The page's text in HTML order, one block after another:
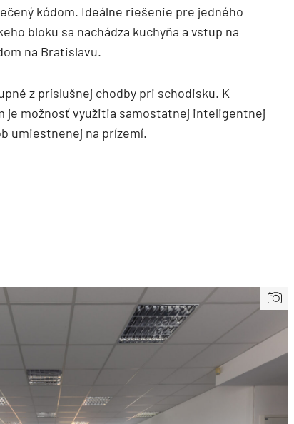
kódom. Ideálne riešenie pre jedného
bloku sa nachádza kuchyňa a vstup na
na Bratislavu.
z príslušnej chodby pri schodisku. K
je možnosť využitia samostatnej inteligentnej
umiestnenej na prízemí.